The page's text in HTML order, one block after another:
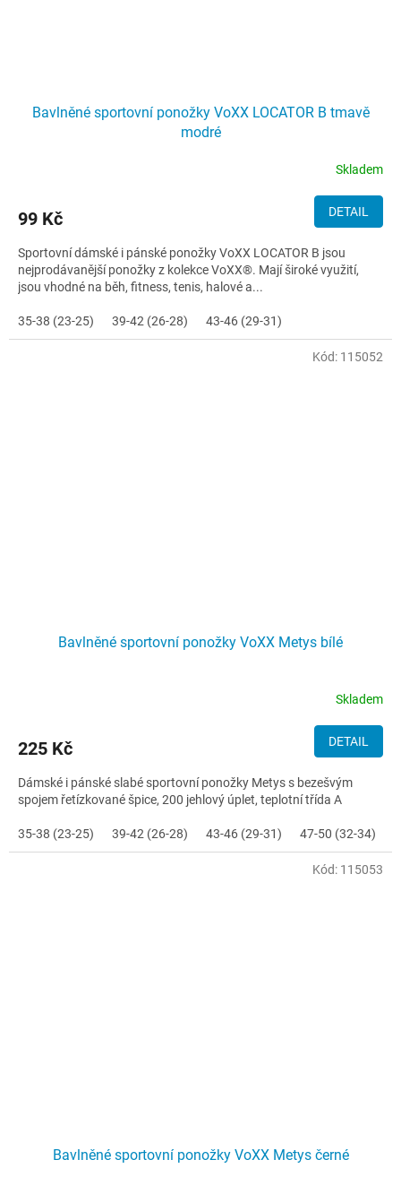
Bavlněné sportovní ponožky VoXX LOCATOR B tmavě
modré
Skladem
99 Kč DETAIL
Sportovní dámské i pánské ponožky VoXX LOCATOR B jsou
nejprodávanější ponožky z kolekce VoXX®. Mají široké využití,
jsou vhodné na běh, fitness, tenis, halové a...
35-38 (23-25) 39-42 (26-28) 43-46 (29-31)
Bavlněné sportovní ponožky VoXX Metys bílé
Skladem
225 Kč DETAIL
Dámské i pánské slabé sportovní ponožky Metys s bezešvým
spojem řetízkované špice, 200 jehlový úplet, teplotní třída A
35-38 (23-25) 39-42 (26-28) 43-46 (29-31) 47-50 (32-34)
Kód: 115052
Bavlněné sportovní ponožky VoXX Metys černé
Kód: 115053